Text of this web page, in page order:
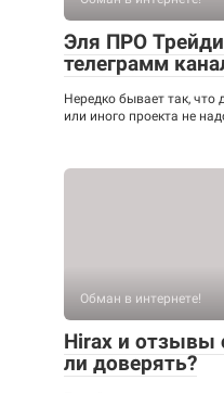
Эля ПРО
телеграмм
Нередко бывает так, что
или иного проекта не
Обман в интернете!
Hirax и
ли доверять?